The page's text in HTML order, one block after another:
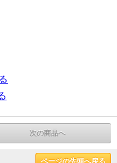
次の商品へ